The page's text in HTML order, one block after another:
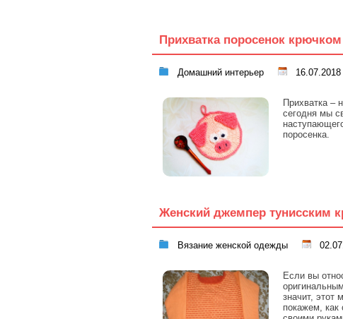
Прихватка поросенок
Домашний интерьер 16.07.2018
Прихватка –
сегодня мы
поросенка.
Женский джемпер тунисским
Вязание женской одежды
Если вы
значит, этот
покажем, как